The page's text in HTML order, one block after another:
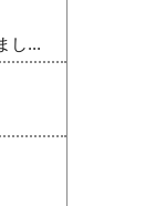
し...